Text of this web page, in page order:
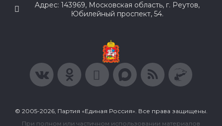
Адрес: 143969, Московская область, г. Реутов,
Юбилейный проспект, 54.
© 2005-2026, Партия «Единая Россия». Все права защищены.
При полном или частичном использовании материалов